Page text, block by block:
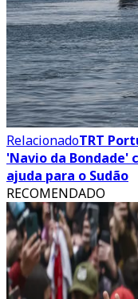
RelacionadoTRT
'Navio da Bondade'
ajuda para o Sudão
RECOMENDADO